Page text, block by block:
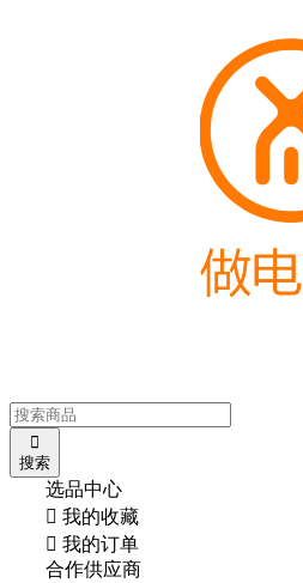

搜索
选品中心
 我的收藏
 我的订单
合作供应商